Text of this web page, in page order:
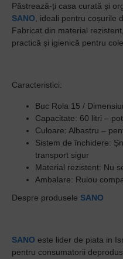
Păstrează-ți casa curată și
SANO , ideali pentru coșurile
Fabricat din material
practică și igienică pentru
Caracteristici:
Buc Rola 15 /
Capacitate: 60 litri –
Culoare: Albastru –
Sistem de închidere:
transport sigur
Material rezistent: Nu
Ambalare: Rulou
Despre produsele SANO
SANO este lider de piata in
pentru consumatorii